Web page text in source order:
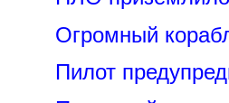
Огромный
Пилот